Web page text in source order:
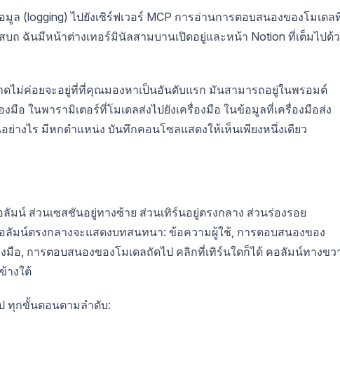
(logging) ไปยังเซิร์ฟเวอร์ MCP การอ่านการตอบสนองของโมเดล
บถ ฉันมีหน้าต่างเทอร์มินัลสามบานเปิดอยู่และหน้า Notion ที่เต็มไปด้
ดไม่ค่อยจะอยู่ที่ที่คุณมองหาเป็นอันดับแรก มันสามารถอยู่ในพรอมต์
มือ ในพารามิเตอร์ที่โมเดลส่งไปยังเครื่องมือ ในข้อมูลที่เครื่องมือส่ง
างไร มีหกตำแหน่ง บันทึกคอนโซลแสดงให้เห็นเพียงหนึ่งเดียว
มน์ ส่วนเซสชันอยู่ทางซ้าย ส่วนเทิร์นอยู่ตรงกลาง ส่วนร่องรอย
ลัมน์ตรงกลางจะแสดงบทสนทนา: ข้อความผู้ใช้, การตอบสนองของ
มือ, การตอบสนองของโมเดลถัดไป คลิกที่เทิร์นใดก็ได้ คอลัมน์ทางขว
างใต้
ทุกขั้นตอนตามลำดับ: